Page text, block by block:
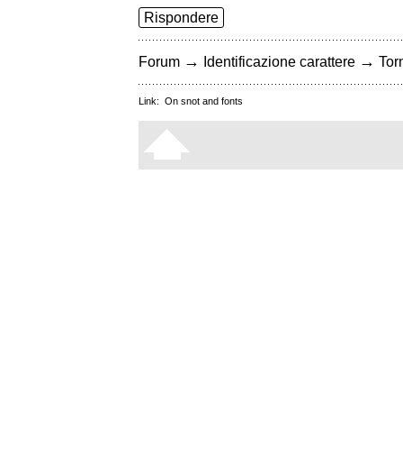
Rispondere
Forum → Identificazione carattere →
Link: On snot and fonts